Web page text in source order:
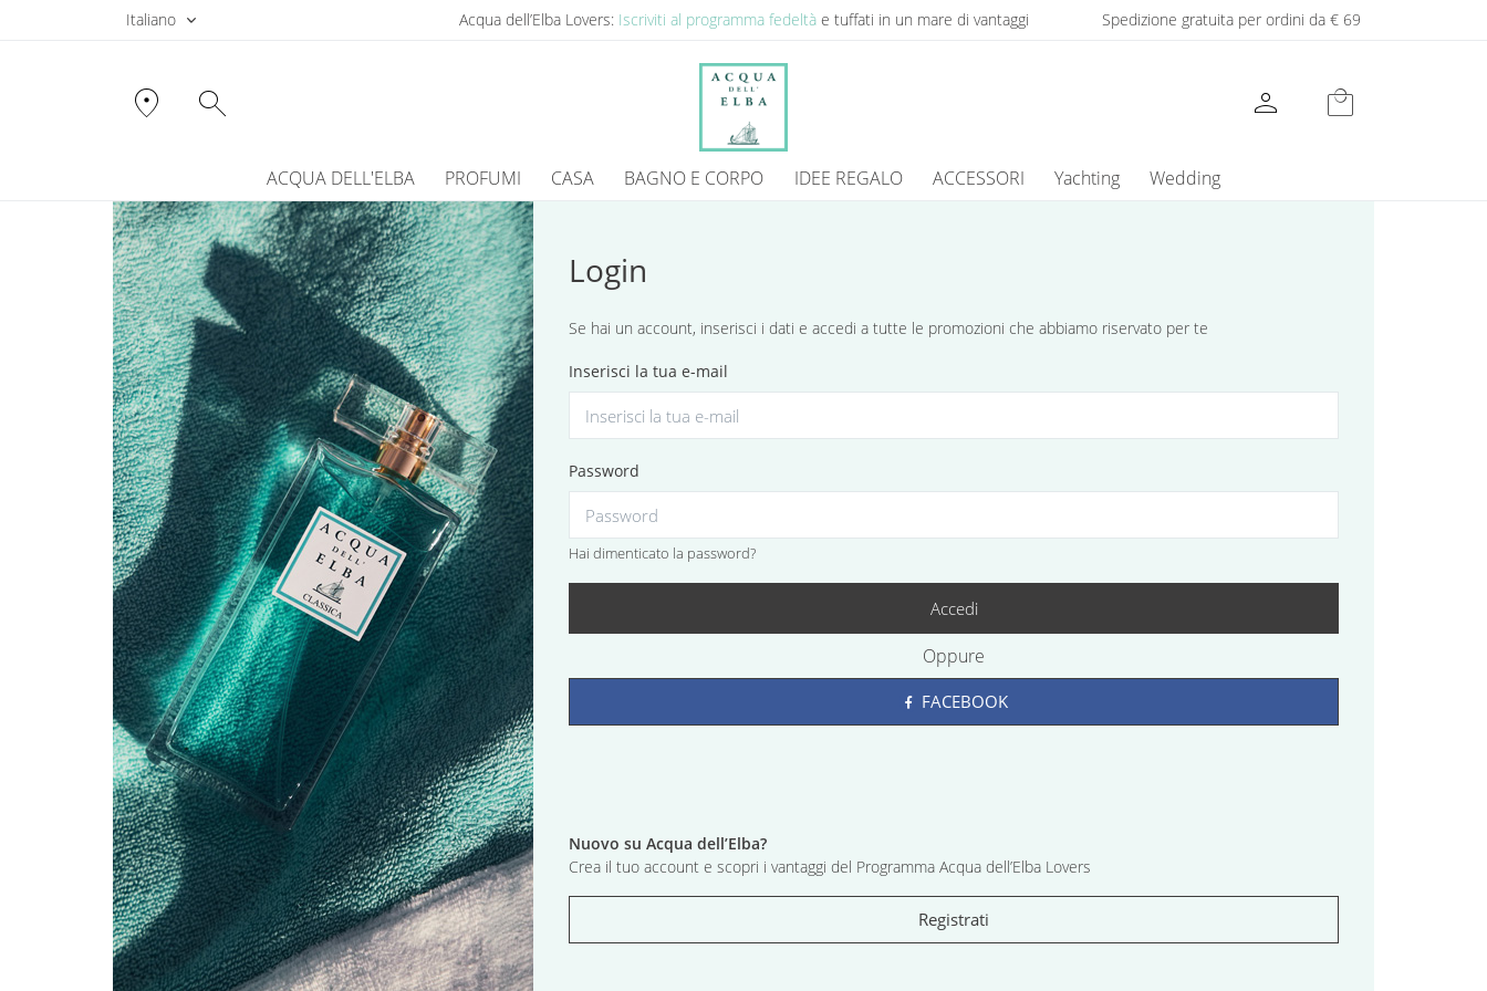
Italiano Acqua dell’Elba Lovers: Iscriviti al programma fedeltàe tuffati in un mare di vantaggi Spedizione gratuita per ordini da € 69
location_on search person local_mall
ACQUA DELL'ELBA PROFUMI CASA BAGNO E CORPO IDEE REGALO ACCESSORI Yachting Wedding
Login
Se hai un account, inserisci i dati e accedi a tutte le promozioni che abbiamo riservato per te
Inserisci la tua e-mail
Password
Hai dimenticato la password?
Accedi
Oppure
FACEBOOK
Nuovo su Acqua dell’Elba?
Crea il tuo account e scopri i vantaggi del Programma Acqua dell’Elba Lovers
Registrati